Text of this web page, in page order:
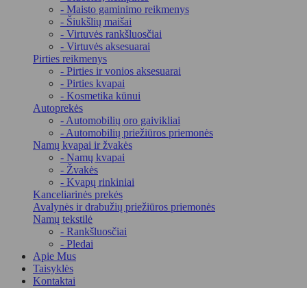
- Maisto gaminimo reikmenys
- Šiukšlių maišai
- Virtuvės rankšluosčiai
- Virtuvės aksesuarai
Pirties reikmenys
- Pirties ir vonios aksesuarai
- Pirties kvapai
- Kosmetika kūnui
Autoprekės
- Automobilių oro gaivikliai
- Automobilių priežiūros priemonės
Namų kvapai ir žvakės
- Namų kvapai
- Žvakės
- Kvapų rinkiniai
Kanceliarinės prekės
Avalynės ir drabužių priežiūros priemonės
Namų tekstilė
- Rankšluosčiai
- Pledai
Apie Mus
Taisyklės
Kontaktai